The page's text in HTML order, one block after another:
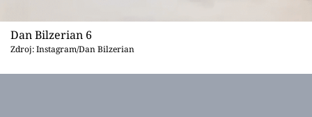
Dan Bilzerian 6
Zdroj: Instagram/Dan Bilzerian